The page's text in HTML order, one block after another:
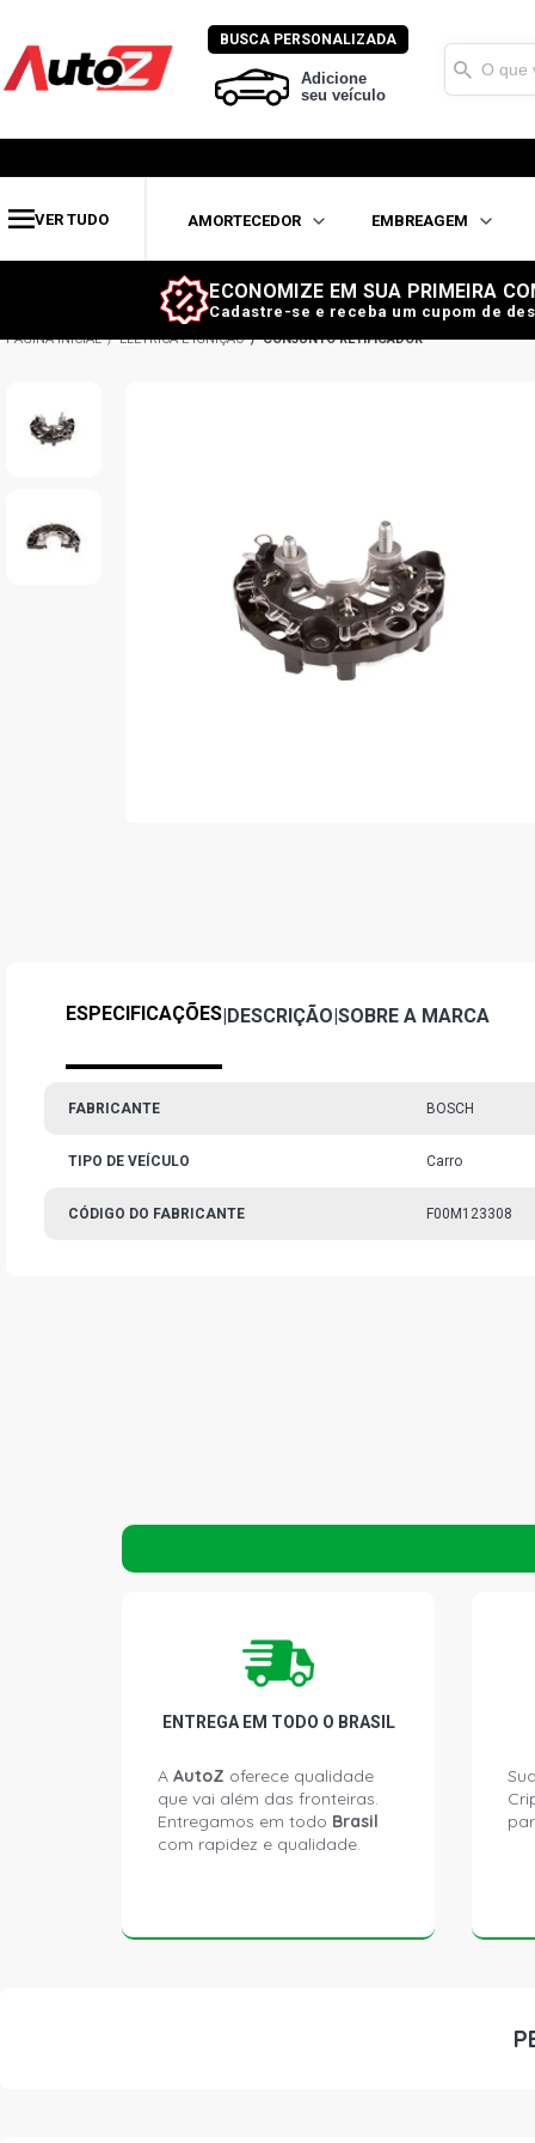
BUSCA PERSONALIZADA
Adicione
seu veículo
VER TUDO AMORTECEDOR EMBREAGEM
ECONOMIZE EM SUA PRIMEIRA
Cadastre-se e receba um cupom de
ELÉTRICA E IGNIÇÃO CONJUNTO RETIFICADOR
ESPECIFICAÇÕES|DESCRIÇÃO|SOBRE A MARCA
FABRICANTE BOSCH
TIPO DE VEÍCULO Carro
CÓDIGO DO FABRICANTE F00M123308
ENTREGA EM TODO O BRASIL
A AutoZ oferece qualidade
que vai além das fronteiras.
Entregamos em todo Brasil
com rapidez e qualidade.